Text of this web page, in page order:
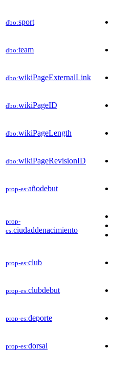
dbo:sport
dbo:team
dbo:wikiPageExternalLink
dbo:wikiPageID
dbo:wikiPageLength
dbo:wikiPageRevisionID
prop-es:añodebut
prop-
es:ciudaddenacimiento
prop-es:club
prop-es:clubdebut
prop-es:deporte
prop-es:dorsal